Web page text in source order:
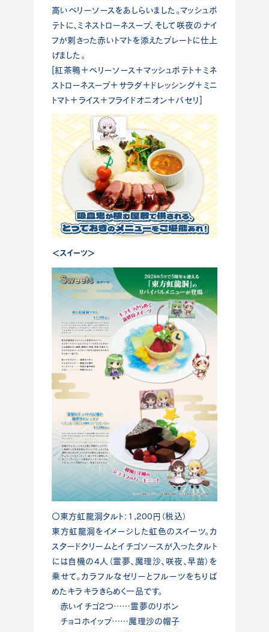
高いベリーソースをあしらいました。マッシュポ
テトに、ミネストローネスープ、そして咲夜のナイ
フが刺さった赤いトマトを添えたプレートに仕上
げました。
[紅茶鴨＋ベリーソース＋マッシュポテト＋ミネ
ストローネスープ＋サラダ＋ドレッシング＋ミニ
トマト＋ライス＋フライドオニオン＋パセリ]
＜スイーツ＞
〇東方虹龍洞タルト：1,200円（税込）
東方虹龍洞をイメージした虹色のスイーツ。カ
スタードクリームとイチゴソースが入ったタルト
には自機の4人（霊夢、魔理沙、咲夜、早苗）を
乗せて。カラフルなゼリーとフルーツをちりば
めたキラキラきらめく一品です。
赤いイチゴ２つ……霊夢のリボン
チョコホイップ……魔理沙の帽子